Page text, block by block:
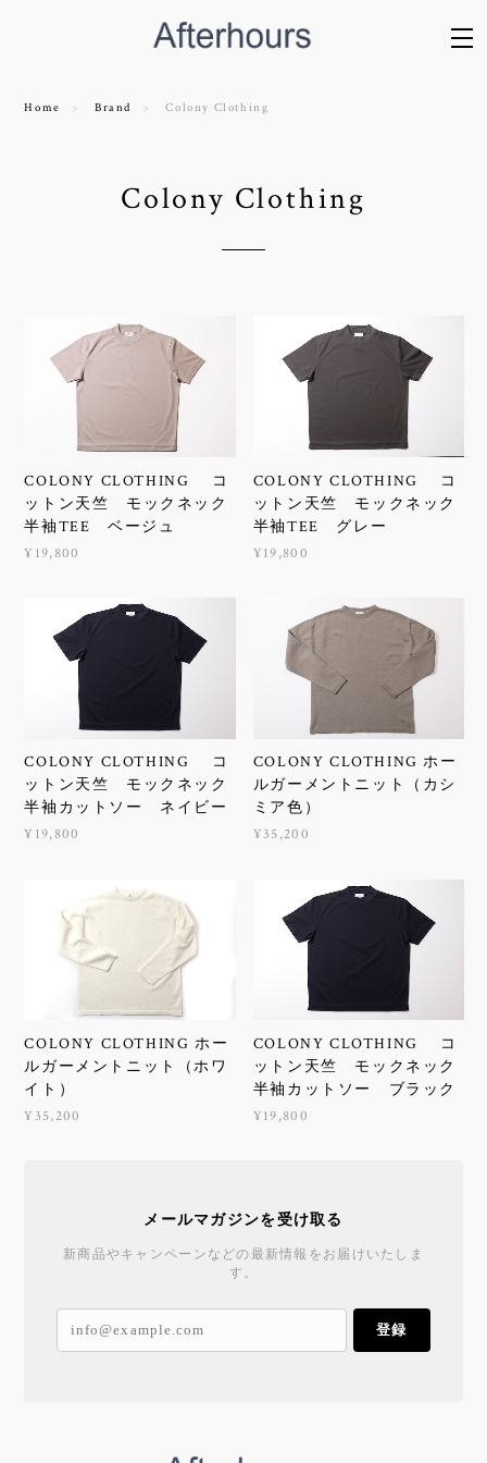
Home Brand Colony Clothing
Colony Clothing
COLONY CLOTHING コ
ットン天竺 モックネック
半袖TEE ベージュ
¥19,800
COLONY CLOTHING コ
ットン天竺 モックネック
半袖TEE グレー
¥19,800
COLONY CLOTHING コ
ットン天竺 モックネック
半袖カットソー ネイビー
¥19,800
COLONY CLOTHING ホー
ルガーメントニット（カシ
ミア色）
¥35,200
COLONY CLOTHING ホー
ルガーメントニット（ホワ
イト）
¥35,200
COLONY CLOTHING コ
ットン天竺 モックネック
半袖カットソー ブラック
¥19,800
メールマガジンを受け取る
新商品やキャンペーンなどの最新情報をお届けいたしま
す。
登録